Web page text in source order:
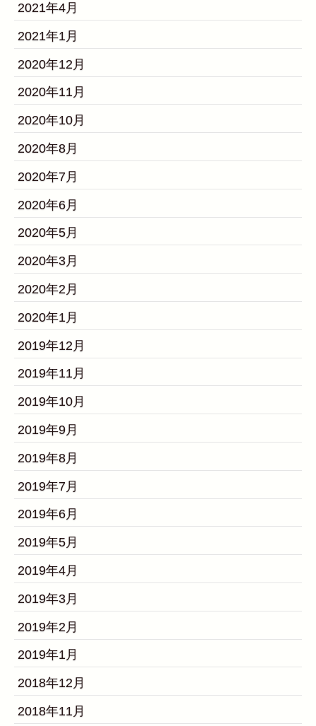
2021年4月
2021年1月
2020年12月
2020年11月
2020年10月
2020年8月
2020年7月
2020年6月
2020年5月
2020年3月
2020年2月
2020年1月
2019年12月
2019年11月
2019年10月
2019年9月
2019年8月
2019年7月
2019年6月
2019年5月
2019年4月
2019年3月
2019年2月
2019年1月
2018年12月
2018年11月